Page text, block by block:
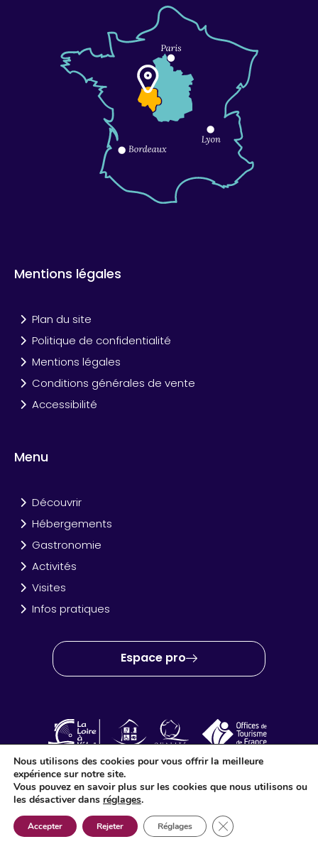
Mentions légales
Plan du site
Politique de confidentialité
Mentions légales
Conditions générales de vente
Accessibilité
Menu
Découvrir
Hébergements
Gastronomie
Activités
Visites
Infos pratiques
Espace pro
OT Amboise Val de Loire © 2024 – Site créé et réalisé par
Point Com
Nous utilisons des cookies pour vous offrir la meilleure
expérience sur notre site.
Vous pouvez en savoir plus sur les cookies que nous utilisons ou
les désactiver dans réglages.
Accepter Rejeter Réglages Fermer la bannière